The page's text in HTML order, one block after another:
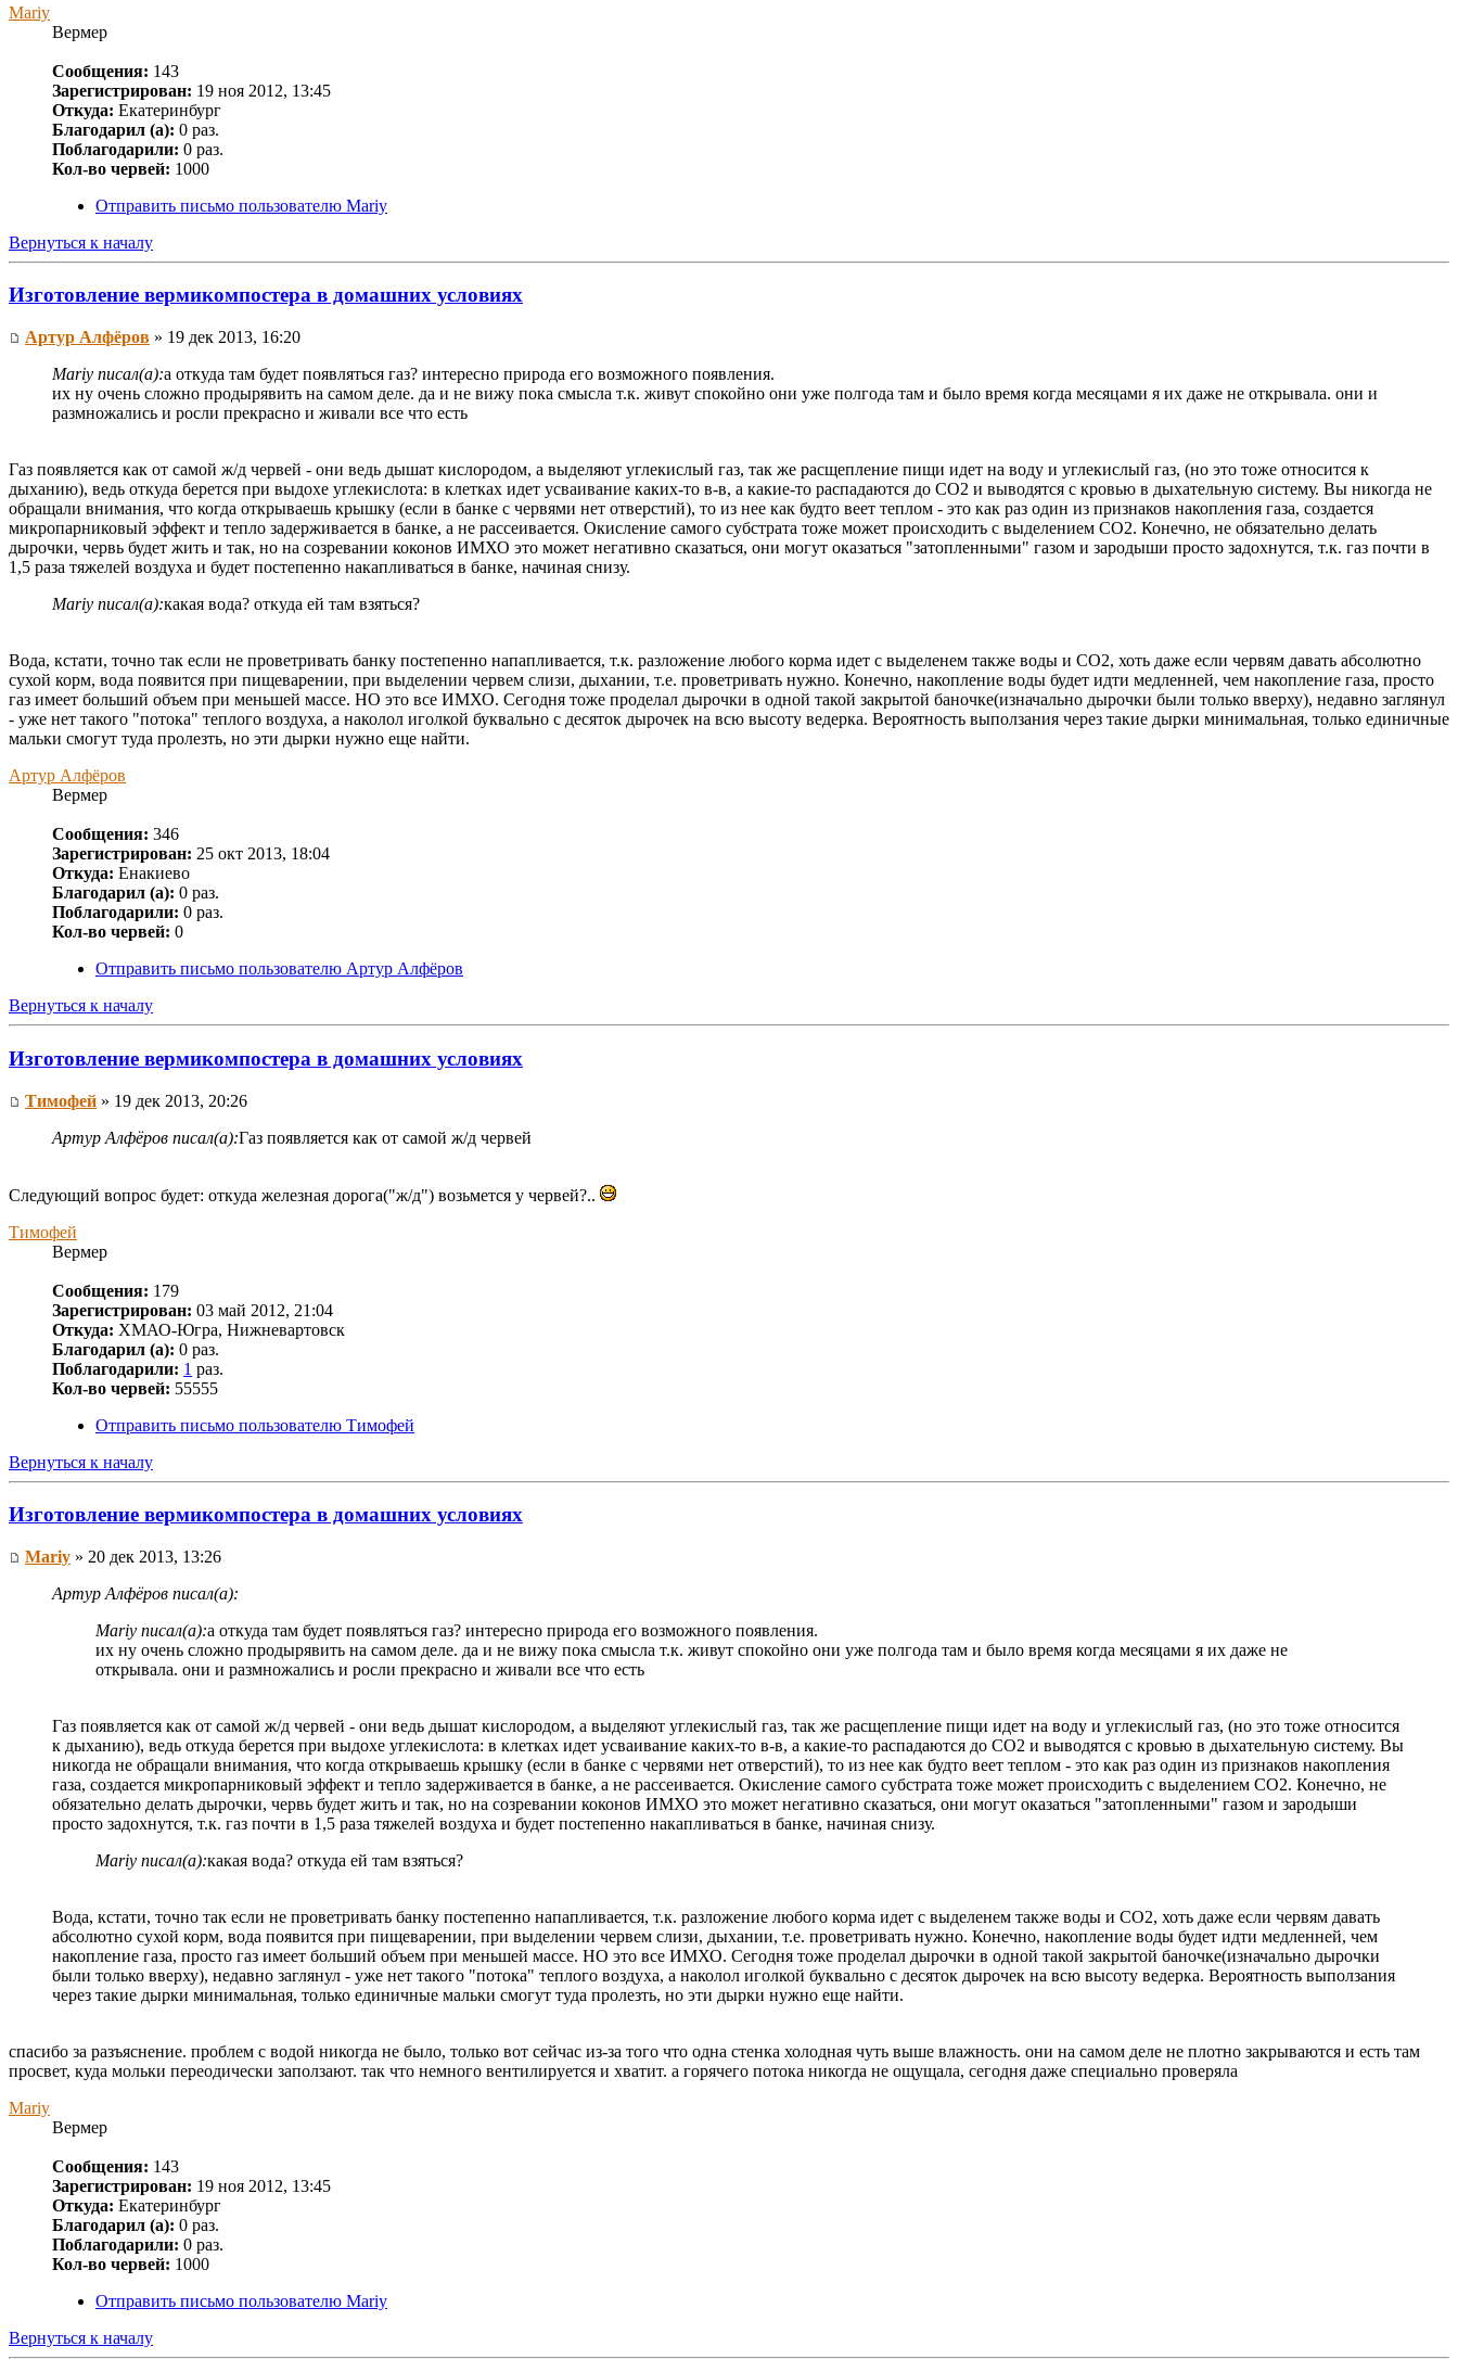
Mariy
Вермер
Сообщения: 143
Зарегистрирован: 19 ноя 2012, 13:45
Откуда: Екатеринбург
Благодарил (а): 0 раз.
Поблагодарили: 0 раз.
Кол-во червей: 1000
Отправить письмо пользователю Mariy
Вернуться к началу
Изготовление вермикомпостера в домашних условиях
Артур Алфёров » 19 дек 2013, 16:20
Mariy писал(а):а откуда там будет появляться газ? интересно природа его возможного появления.
их ну очень сложно продырявить на самом деле. да и не вижу пока смысла т.к. живут спокойно они уже полгода там и было время когда месяцами я их даже не открывала. они и
размножались и росли прекрасно и живали все что есть
Газ появляется как от самой ж/д червей - они ведь дышат кислородом, а выделяют углекислый газ, так же расщепление пищи идет на воду и углекислый газ, (но это тоже относится к
дыханию), ведь откуда берется при выдохе углекислота: в клетках идет усваивание каких-то в-в, а какие-то распадаются до СО2 и выводятся с кровью в дыхательную систему. Вы никогда не
обращали внимания, что когда открываешь крышку (если в банке с червями нет отверстий), то из нее как будто веет теплом - это как раз один из признаков накопления газа, создается
микропарниковый эффект и тепло задерживается в банке, а не рассеивается. Окисление самого субстрата тоже может происходить с выделением СО2. Конечно, не обязательно делать
дырочки, червь будет жить и так, но на созревании коконов ИМХО это может негативно сказаться, они могут оказаться "затопленными" газом и зародыши просто задохнутся, т.к. газ почти в
1,5 раза тяжелей воздуха и будет постепенно накапливаться в банке, начиная снизу.
Mariy писал(а):какая вода? откуда ей там взяться?
Вода, кстати, точно так если не проветривать банку постепенно напапливается, т.к. разложение любого корма идет с выделенем также воды и СО2, хоть даже если червям давать абсолютно
сухой корм, вода появится при пищеварении, при выделении червем слизи, дыхании, т.е. проветривать нужно. Конечно, накопление воды будет идти медленней, чем накопление газа, просто
газ имеет больший объем при меньшей массе. НО это все ИМХО. Сегодня тоже проделал дырочки в одной такой закрытой баночке(изначально дырочки были только вверху), недавно заглянул
- уже нет такого "потока" теплого воздуха, а наколол иголкой буквально с десяток дырочек на всю высоту ведерка. Вероятность выползания через такие дырки минимальная, только единичные
мальки смогут туда пролезть, но эти дырки нужно еще найти.
Артур Алфёров
Вермер
Сообщения: 346
Зарегистрирован: 25 окт 2013, 18:04
Откуда: Енакиево
Благодарил (а): 0 раз.
Поблагодарили: 0 раз.
Кол-во червей: 0
Отправить письмо пользователю Артур Алфёров
Вернуться к началу
Изготовление вермикомпостера в домашних условиях
Тимофей » 19 дек 2013, 20:26
Артур Алфёров писал(а):Газ появляется как от самой ж/д червей
Следующий вопрос будет: откуда железная дорога("ж/д") возьмется у червей?..
Тимофей
Вермер
Сообщения: 179
Зарегистрирован: 03 май 2012, 21:04
Откуда: ХМАО-Югра, Нижневартовск
Благодарил (а): 0 раз.
Поблагодарили: 1 раз.
Кол-во червей: 55555
Отправить письмо пользователю Тимофей
Вернуться к началу
Изготовление вермикомпостера в домашних условиях
Mariy » 20 дек 2013, 13:26
Артур Алфёров писал(а):
Mariy писал(а):а откуда там будет появляться газ? интересно природа его возможного появления.
их ну очень сложно продырявить на самом деле. да и не вижу пока смысла т.к. живут спокойно они уже полгода там и было время когда месяцами я их даже не
открывала. они и размножались и росли прекрасно и живали все что есть
Газ появляется как от самой ж/д червей - они ведь дышат кислородом, а выделяют углекислый газ, так же расщепление пищи идет на воду и углекислый газ, (но это тоже относится
к дыханию), ведь откуда берется при выдохе углекислота: в клетках идет усваивание каких-то в-в, а какие-то распадаются до СО2 и выводятся с кровью в дыхательную систему. Вы
никогда не обращали внимания, что когда открываешь крышку (если в банке с червями нет отверстий), то из нее как будто веет теплом - это как раз один из признаков накопления
газа, создается микропарниковый эффект и тепло задерживается в банке, а не рассеивается. Окисление самого субстрата тоже может происходить с выделением СО2. Конечно, не
обязательно делать дырочки, червь будет жить и так, но на созревании коконов ИМХО это может негативно сказаться, они могут оказаться "затопленными" газом и зародыши
просто задохнутся, т.к. газ почти в 1,5 раза тяжелей воздуха и будет постепенно накапливаться в банке, начиная снизу.
Mariy писал(а):какая вода? откуда ей там взяться?
Вода, кстати, точно так если не проветривать банку постепенно напапливается, т.к. разложение любого корма идет с выделенем также воды и СО2, хоть даже если червям давать
абсолютно сухой корм, вода появится при пищеварении, при выделении червем слизи, дыхании, т.е. проветривать нужно. Конечно, накопление воды будет идти медленней, чем
накопление газа, просто газ имеет больший объем при меньшей массе. НО это все ИМХО. Сегодня тоже проделал дырочки в одной такой закрытой баночке(изначально дырочки
были только вверху), недавно заглянул - уже нет такого "потока" теплого воздуха, а наколол иголкой буквально с десяток дырочек на всю высоту ведерка. Вероятность выползания
через такие дырки минимальная, только единичные мальки смогут туда пролезть, но эти дырки нужно еще найти.
спасибо за разъяснение. проблем с водой никогда не было, только вот сейчас из-за того что одна стенка холодная чуть выше влажность. они на самом деле не плотно закрываются и есть там
просвет, куда мольки переодически заползают. так что немного вентилируется и хватит. а горячего потока никогда не ощущала, сегодня даже специально проверяла
Mariy
Вермер
Сообщения: 143
Зарегистрирован: 19 ноя 2012, 13:45
Откуда: Екатеринбург
Благодарил (а): 0 раз.
Поблагодарили: 0 раз.
Кол-во червей: 1000
Отправить письмо пользователю Mariy
Вернуться к началу